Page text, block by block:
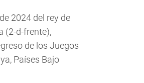
2024 del rey de
(2-d-frente),
de los Juegos
Países Bajo